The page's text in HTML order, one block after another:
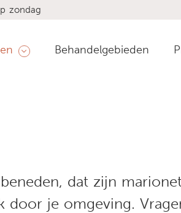
zondag
Behandelgebieden
dat zijn
je omgeving.